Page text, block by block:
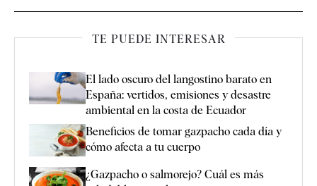
TE PUEDE INTERESAR
El lado oscuro del langostino barato en
España: vertidos, emisiones y desastre
ambiental en la costa de Ecuador
Beneficios de tomar gazpacho cada día y
cómo afecta a tu cuerpo
¿Gazpacho o salmorejo? Cuál es más